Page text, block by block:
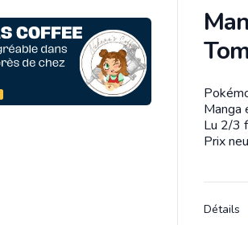
Manga
Lu 2/3
Prix
Détails